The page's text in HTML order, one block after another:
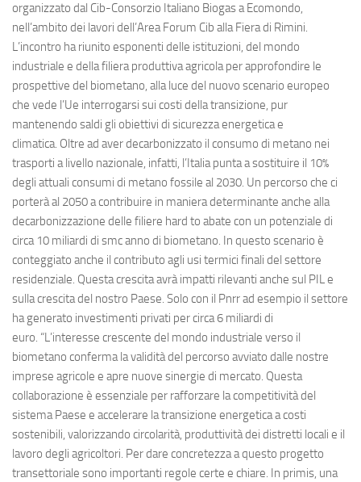
organizzato dal Cib-Consorzio Italiano Biogas a Ecomondo,
nell’ambito dei lavori dell’Area Forum Cib alla Fiera di Rimini.
L’incontro ha riunito esponenti delle istituzioni, del mondo
industriale e della filiera produttiva agricola per approfondire le
prospettive del biometano, alla luce del nuovo scenario europeo
che vede l’Ue interrogarsi sui costi della transizione, pur
mantenendo saldi gli obiettivi di sicurezza energetica e
climatica. Oltre ad aver decarbonizzato il consumo di metano nei
trasporti a livello nazionale, infatti, l’Italia punta a sostituire il 10%
degli attuali consumi di metano fossile al 2030. Un percorso che ci
porterà al 2050 a contribuire in maniera determinante anche alla
decarbonizzazione delle filiere hard to abate con un potenziale di
circa 10 miliardi di smc anno di biometano. In questo scenario è
conteggiato anche il contributo agli usi termici finali del settore
residenziale. Questa crescita avrà impatti rilevanti anche sul PIL e
sulla crescita del nostro Paese. Solo con il Pnrr ad esempio il settore
ha generato investimenti privati per circa 6 miliardi di
euro. “L’interesse crescente del mondo industriale verso il
biometano conferma la validità del percorso avviato dalle nostre
imprese agricole e apre nuove sinergie di mercato. Questa
collaborazione è essenziale per rafforzare la competitività del
sistema Paese e accelerare la transizione energetica a costi
sostenibili, valorizzando circolarità, produttività dei distretti locali e il
lavoro degli agricoltori. Per dare concretezza a questo progetto
transettoriale sono importanti regole certe e chiare. In primis, una